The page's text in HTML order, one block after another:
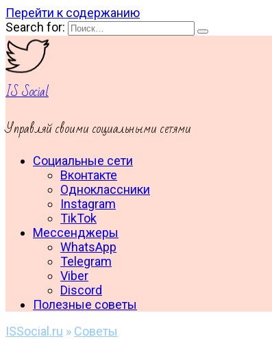
Перейти к содержанию
Search for:
IS Social
Управляй своими социальными сетями
Социальные сети
Вконтакте
Одноклассники
Instagram
TikTok
Мессенджеры
WhatsApp
Telegram
Viber
Discord
Полезные советы
ISSocial.ru » Советы